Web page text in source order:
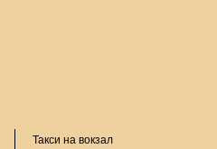
Такси на вокзал